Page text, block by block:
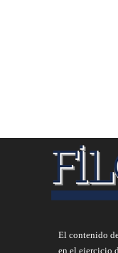
El contenido
en el ejercicio